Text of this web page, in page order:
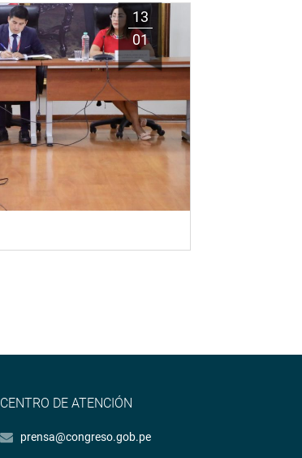
13
01
CENTRO DE ATENCIÓN
prensa@congreso.gob.pe